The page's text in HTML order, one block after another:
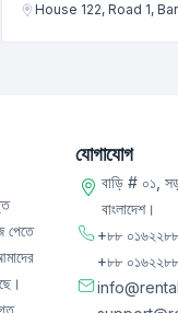
House 122, Road 1,
পেতে
যোগাযোগ
বাড়ি # ০১,
বাংলাদেশ।
+৮৮
+৮৮